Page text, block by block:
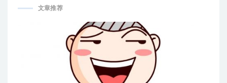
文章推荐